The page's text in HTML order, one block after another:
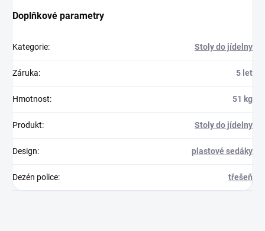
Doplňkové parametry
Kategorie: Stoly do jídelny
Záruka: 5 let
Hmotnost: 51 kg
Produkt: Stoly do jídelny
Design: plastové sedáky
Dezén police: třešeň